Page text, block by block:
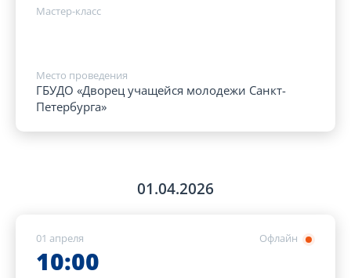
Мастер-класс
Место проведения
ГБУДО «Дворец учащейся молодежи Санкт-
Петербурга»
01.04.2026
Офлайн
01 апреля
10:00